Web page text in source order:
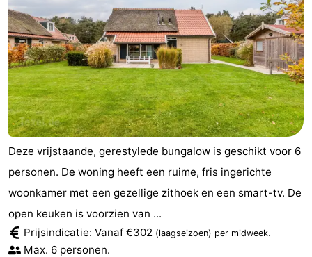
Deze vrijstaande, gerestylede bungalow is geschikt voor 6
personen. De woning heeft een ruime, fris ingerichte
woonkamer met een gezellige zithoek en een smart-tv. De
open keuken is voorzien van ...
Prijsindicatie: Vanaf €302 (laagseizoen) per midweek.
Max. 6 personen.